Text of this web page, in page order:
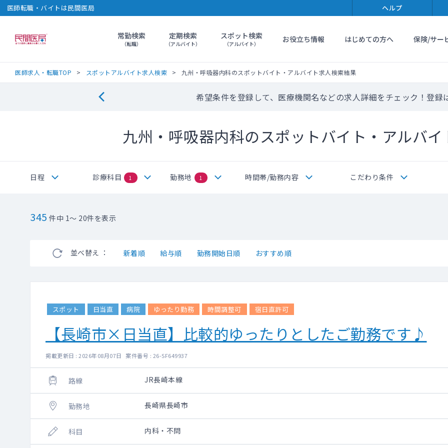
医師転職・バイトは民間医局 ヘルプ
民間医局常勤検索
（転職）
定期検索
（アルバイト）
スポット検索
（アルバイト） お役立ち情報 はじめての方へ 保険/サー
医師求人・転職TOP スポットアルバイト求人検索 九州・呼吸器内科のスポットバイト・アルバイト求人検索結果
希望条件を登録して、医療機関名などの求人詳細をチェック！登録
九州・呼吸器内科のスポットバイト・アルバ
日程 診療科目 1 勤務地 1 時間帯/勤務内容 こだわり条件
345 件中 1～ 20件を表示
並べ替え ： 新着順 給与順 勤務開始日順 おすすめ順
スポット 日当直 病院 ゆったり勤務 時間調整可 宿日直許可
【長崎市×日当直】比較的ゆったりとしたご勤務です♪
掲載更新日 : 2026年08月07日 案件番号 : 26-SF649937
路線 JR長崎本線
勤務地 長崎県長崎市
科目 内科・不問